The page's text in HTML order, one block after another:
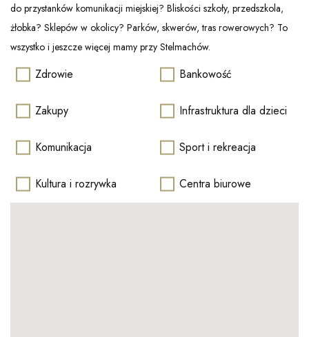
do przystanków komunikacji miejskiej? Bliskości szkoły, przedszkola,
żłobka? Sklepów w okolicy? Parków, skwerów, tras rowerowych? To
wszystko i jeszcze więcej mamy przy Stelmachów.
Zdrowie Bankowość
Zakupy Infrastruktura dla dzieci
Komunikacja Sport i rekreacja
Kultura i rozrywka Centra biurowe